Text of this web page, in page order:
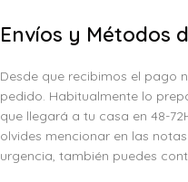
Envíos y Métodos
Desde que recibimos el pago
pedido. Habitualmente lo
que llegará a tu casa en 48-
olvides mencionar en las
urgencia, también puedes